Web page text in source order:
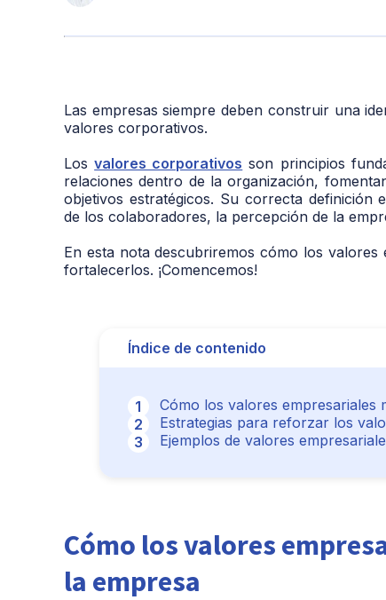
Las empresas siempre deben construir una
valores corporativos.
Losvalores corporativos son principios
relaciones dentro de la organización,
objetivos estratégicos. Su correcta definición
de los colaboradores, la percepción de la
En esta nota descubriremos cómo los
fortalecerlos. ¡Comencemos!
Índice de contenido
Cómo los valores empresariales
Estrategias para reforzar los
Ejemplos de valores
Cómo los valores
la empresa